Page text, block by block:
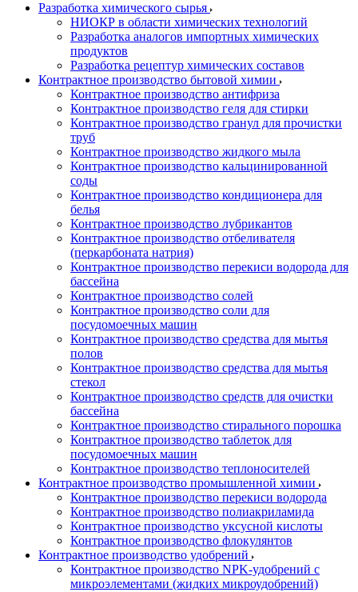
Разработка химического сырья
НИОКР в области химических технологий
Разработка аналогов импортных химических
продуктов
Разработка рецептур химических составов
Контрактное производство бытовой химии
Контрактное производство антифриза
Контрактное производство геля для стирки
Контрактное производство гранул для прочистки
труб
Контрактное производство жидкого мыла
Контрактное производство кальцинированной
соды
Контрактное производство кондиционера для
белья
Контрактное производство лубрикантов
Контрактное производство отбеливателя
(перкарбоната натрия)
Контрактное производство перекиси водорода для
бассейна
Контрактное производство солей
Контрактное производство соли для
посудомоечных машин
Контрактное производство средства для мытья
полов
Контрактное производство средства для мытья
стекол
Контрактное производство средств для очистки
бассейна
Контрактное производство стирального порошка
Контрактное производство таблеток для
посудомоечных машин
Контрактное производство теплоносителей
Контрактное производство промышленной химии
Контрактное производство перекиси водорода
Контрактное производство полиакриламида
Контрактное производство уксусной кислоты
Контрактное производство флокулянтов
Контрактное производство удобрений
Контрактное производство NPK-удобрений с
микроэлементами (жидких микроудобрений)